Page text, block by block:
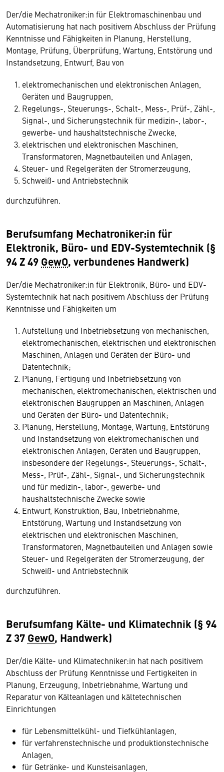
Der/die Mechatroniker:in für Elektromaschinenbau und
Automatisierung hat nach positivem Abschluss der Prüfung
Kenntnisse und Fähigkeiten in Planung, Herstellung,
Montage, Prüfung, Überprüfung, Wartung, Entstörung und
Instandsetzung, Entwurf, Bau von
elektromechanischen und elektronischen Anlagen,
Geräten und Baugruppen,
Regelungs-, Steuerungs-, Schalt-, Mess-, Prüf-, Zähl-,
Signal-, und Sicherungstechnik für medizin-, labor-,
gewerbe- und haushaltstechnische Zwecke,
elektrischen und elektronischen Maschinen,
Transformatoren, Magnetbauteilen und Anlagen,
Steuer- und Regelgeräten der Stromerzeugung,
Schweiß- und Antriebstechnik
durchzuführen.
Berufsumfang Mechatroniker:in für
Elektronik, Büro- und EDV-Systemtechnik (§
94 Z 49 GewO, verbundenes Handwerk)
Der/die Mechatroniker:in für Elektronik, Büro- und EDV-
Systemtechnik hat nach positivem Abschluss der Prüfung
Kenntnisse und Fähigkeiten um
Aufstellung und Inbetriebsetzung von mechanischen,
elektromechanischen, elektrischen und elektronischen
Maschinen, Anlagen und Geräten der Büro- und
Datentechnik;
Planung, Fertigung und Inbetriebsetzung von
mechanischen, elektromechanischen, elektrischen und
elektronischen Baugruppen an Maschinen, Anlagen
und Geräten der Büro- und Datentechnik;
Planung, Herstellung, Montage, Wartung, Entstörung
und Instandsetzung von elektromechanischen und
elektronischen Anlagen, Geräten und Baugruppen,
insbesondere der Regelungs-, Steuerungs-, Schalt-,
Mess-, Prüf-, Zähl-, Signal-, und Sicherungstechnik
und für medizin-, labor-, gewerbe- und
haushaltstechnische Zwecke sowie
Entwurf, Konstruktion, Bau, Inbetriebnahme,
Entstörung, Wartung und Instandsetzung von
elektrischen und elektronischen Maschinen,
Transformatoren, Magnetbauteilen und Anlagen sowie
Steuer- und Regelgeräten der Stromerzeugung, der
Schweiß- und Antriebstechnik
durchzuführen.
Berufsumfang Kälte- und Klimatechnik (§ 94
Z 37 GewO, Handwerk)
Der/die Kälte- und Klimatechniker:in hat nach positivem
Abschluss der Prüfung Kenntnisse und Fertigkeiten in
Planung, Erzeugung, Inbetriebnahme, Wartung und
Reparatur von Kälteanlagen und kältetechnischen
Einrichtungen
für Lebensmittelkühl- und Tiefkühlanlagen,
für verfahrenstechnische und produktionstechnische
Anlagen,
für Getränke- und Kunsteisanlagen,